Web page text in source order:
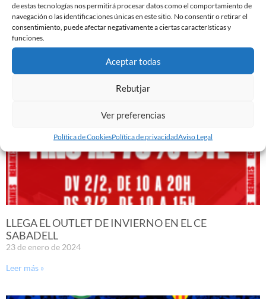
de estas tecnologías nos permitirá procesar datos como el comportamiento de
navegación o las identificaciones únicas en este sitio. No consentir o retirar el
consentimiento, puede afectar negativamente a ciertas características y
funciones.
Aceptar todas
Rebutjar
Ver preferencias
Política de CookiesPolítica de privacidadAviso Legal
JUNTOS A ZUBIETA!
6 de febrero de 2024
Leer más »
LLEGA EL OUTLET DE INVIERNO EN EL CE
SABADELL
23 de enero de 2024
Leer más »